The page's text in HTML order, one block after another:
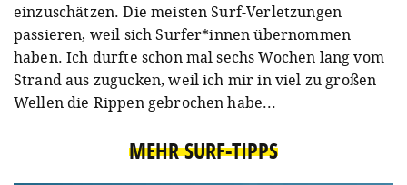
einzuschätzen. Die meisten Surf-Verletzungen
passieren, weil sich Surfer*innen übernommen
haben. Ich durfte schon mal sechs Wochen lang vom
Strand aus zugucken, weil ich mir in viel zu großen
Wellen die Rippen gebrochen habe...
MEHR SURF-TIPPS